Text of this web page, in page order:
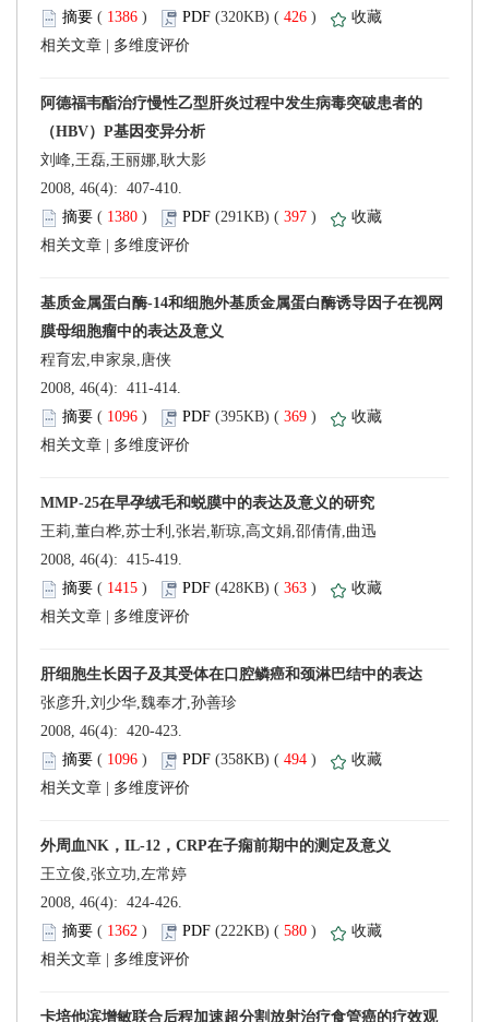
(
) 426 )
2008, 46(4): 407-410.
(
) 397 )
2008, 46(4): 411-414.
(
) 369 )
王莉,董白桦,苏士利,张岩,靳琼,高文娟,邵倩倩,曲迅
2008, 46(4): 415-419.
(
) 363 )
张彦升,刘少华,魏奉才,孙善珍
2008, 46(4): 420-423.
(
) 494 )
王立俊,张立功,左常婷
2008, 46(4): 424-426.
(
) 580 )